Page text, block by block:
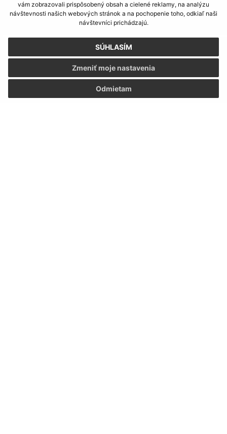
vám zobrazovali prispôsobený obsah a cielené reklamy, na analýzu
návštevnosti našich webových stránok a na pochopenie toho, odkiaľ naši
návštevníci prichádzajú.
SÚHLASÍM
Odmietam
Zmeniť moje nastavenia
IČO: 00800279